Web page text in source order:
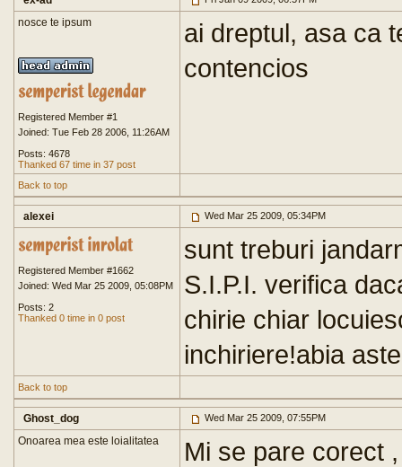
nosce te ipsum
Registered Member #1
Joined: Tue Feb 28 2006, 11:26AM
Posts: 4678
Thanked 67 time in 37 post
ai dreptul, asa ca
contencios
Back to top
alexei Wed Mar 25 2009, 05:34PM
Registered Member #1662
Joined: Wed Mar 25 2009, 05:08PM
Posts: 2
Thanked 0 time in 0 post
sunt treburi
S.I.P.I. verifica
chirie chiar
inchiriere!abia
Back to top
Ghost_dog Wed Mar 25 2009, 07:55PM
Onoarea mea este loialitatea
Mi se pare corect